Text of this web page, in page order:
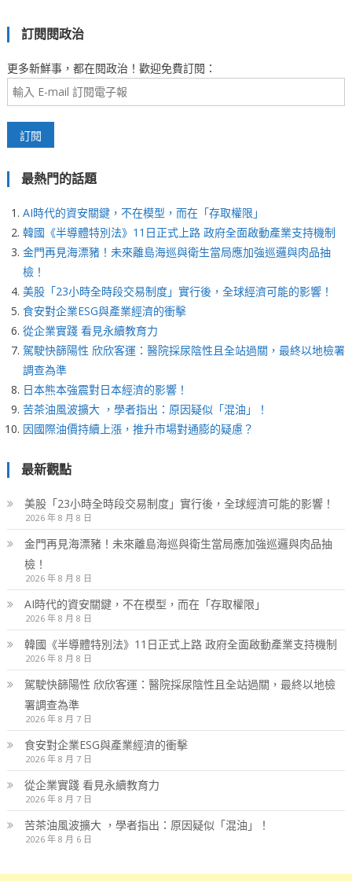
訂閱閱政治
更多新鮮事，都在閱政治！歡迎免費訂閱：
最熱門的話題
AI時代的資安關鍵，不在模型，而在「存取權限」
韓國《半導體特別法》11日正式上路 政府全面啟動產業支持機制
金門再見海漂豬！未來離島海巡與衛生當局應加強巡邏與肉品抽
檢！
美股「23小時全時段交易制度」實行後，全球經濟可能的影響！
食安對企業ESG與產業經濟的衝擊
從企業實踐 看見永續教育力
駕駛快篩陽性 欣欣客運：醫院採尿陰性且全站過關，最終以地檢署
調查為準
日本熊本強震對日本經濟的影響！
苦茶油風波擴大 ，學者指出：原因疑似「混油」！
因國際油價持續上漲，推升市場對通膨的疑慮？
最新觀點
美股「23小時全時段交易制度」實行後，全球經濟可能的影響！
2026 年 8 月 8 日
金門再見海漂豬！未來離島海巡與衛生當局應加強巡邏與肉品抽
檢！
2026 年 8 月 8 日
AI時代的資安關鍵，不在模型，而在「存取權限」
2026 年 8 月 8 日
韓國《半導體特別法》11日正式上路 政府全面啟動產業支持機制
2026 年 8 月 8 日
駕駛快篩陽性 欣欣客運：醫院採尿陰性且全站過關，最終以地檢
署調查為準
2026 年 8 月 7 日
食安對企業ESG與產業經濟的衝擊
2026 年 8 月 7 日
從企業實踐 看見永續教育力
2026 年 8 月 7 日
苦茶油風波擴大 ，學者指出：原因疑似「混油」！
2026 年 8 月 6 日